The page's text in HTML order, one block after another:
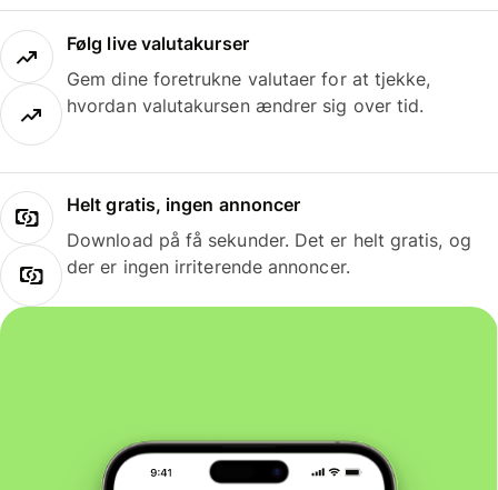
Følg live valutakurser
Gem dine foretrukne valutaer for at tjekke,
hvordan valutakursen ændrer sig over tid.
Helt gratis, ingen annoncer
Download på få sekunder. Det er helt gratis, og
der er ingen irriterende annoncer.